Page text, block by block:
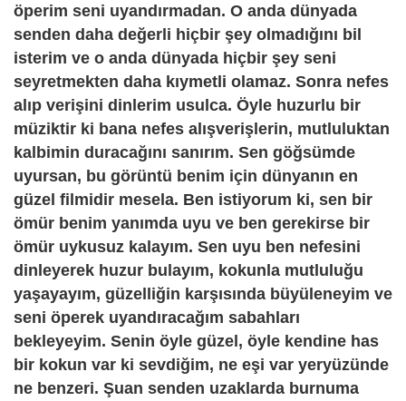
öperim seni uyandırmadan. O anda dünyada
senden daha değerli hiçbir şey olmadığını bil
isterim ve o anda dünyada hiçbir şey seni
seyretmekten daha kıymetli olamaz. Sonra nefes
alıp verişini dinlerim usulca. Öyle huzurlu bir
müziktir ki bana nefes alışverişlerin, mutluluktan
kalbimin duracağını sanırım. Sen göğsümde
uyursan, bu görüntü benim için dünyanın en
güzel filmidir mesela. Ben istiyorum ki, sen bir
ömür benim yanımda uyu ve ben gerekirse bir
ömür uykusuz kalayım. Sen uyu ben nefesini
dinleyerek huzur bulayım, kokunla mutluluğu
yaşayayım, güzelliğin karşısında büyüleneyim ve
seni öperek uyandıracağım sabahları
bekleyeyim. Senin öyle güzel, öyle kendine has
bir kokun var ki sevdiğim, ne eşi var yeryüzünde
ne benzeri. Şuan senden uzaklarda burnuma